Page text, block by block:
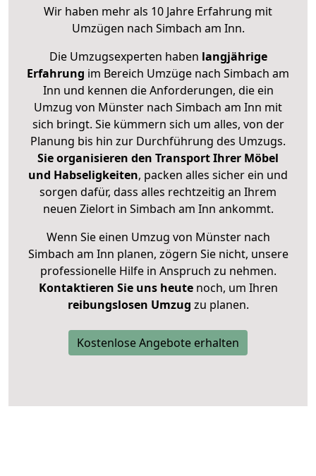
Wir haben mehr als 10 Jahre Erfahrung mit
Umzügen nach Simbach am Inn.
Die Umzugsexperten haben langjährige
Erfahrung im Bereich Umzüge nach Simbach am
Inn und kennen die Anforderungen, die ein
Umzug von Münster nach Simbach am Inn mit
sich bringt. Sie kümmern sich um alles, von der
Planung bis hin zur Durchführung des Umzugs.
Sie organisieren den Transport Ihrer Möbel
und Habseligkeiten, packen alles sicher ein und
sorgen dafür, dass alles rechtzeitig an Ihrem
neuen Zielort in Simbach am Inn ankommt.
Wenn Sie einen Umzug von Münster nach
Simbach am Inn planen, zögern Sie nicht, unsere
professionelle Hilfe in Anspruch zu nehmen.
Kontaktieren Sie uns heutenoch, um Ihren
reibungslosen Umzug zu planen.
Kostenlose Angebote erhalten